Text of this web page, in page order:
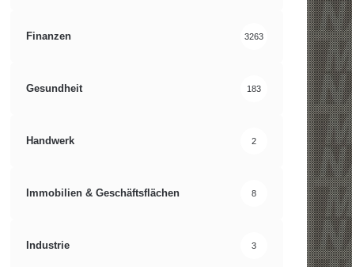
Finanzen 3263
Gesundheit 183
Handwerk 2
Immobilien & Geschäftsflächen 8
Industrie 3